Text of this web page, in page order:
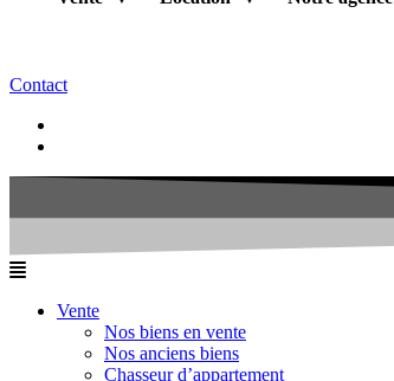
Contact
Vente
Nos biens en vente
Nos anciens biens
Chasseur d’appartement